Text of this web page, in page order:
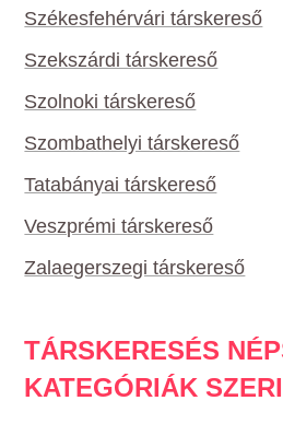
Székesfehérvári társkereső
Szekszárdi társkereső
Szolnoki társkereső
Szombathelyi társkereső
Tatabányai társkereső
Veszprémi társkereső
Zalaegerszegi társkereső
TÁRSKERESÉS
KATEGÓRIÁK